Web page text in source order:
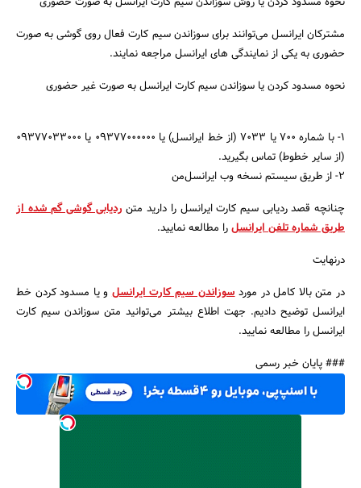
مشترکان ایرانسل می‌توانند برای سوزاندن سیم کارت فعال روی گوشی به صورت
حضوری به یکی از نمایندگی های ایرانسل مراجعه نمایند.
نحوه مسدود کردن یا سوزاندن سیم کارت ایرانسل به صورت غیر حضوری
1- با شماره ۷۰۰ یا ۷۰۳۳ (از خط ایرانسل) یا ۰۹۳۷۷۰۰۰۰۰۰ یا ۰۹۳۷۷۰۳۳۰۰۰
(از سایر خطوط) تماس بگیرید.
2- از طریق سیستم نسخه وب ایرانسل‌من
چنانچه قصد ردیابی سیم کارت ایرانسل را دارید متن ردیابی گوشی گم شده از
طریق شماره تلفن ایرانسلرا مطالعه نمایید.
درنهایت
در متن بالا کامل در موردسوزاندن سیم کارت ایرانسلو یا مسدود کردن خط
ایرانسل توضیح دادیم. جهت اطلاع بیشتر می‌توانید متن سوزاندن سیم کارت
ایرانسل را مطالعه نمایید.
### پایان خبر رسمی